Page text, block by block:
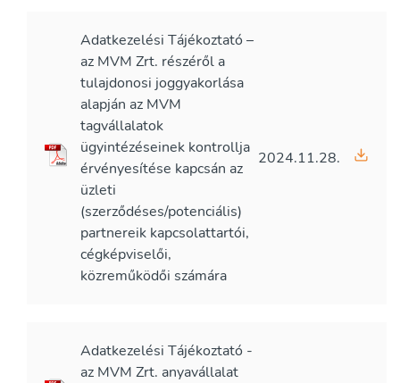
Adatkezelési Tájékoztató –
az MVM Zrt. részéről a
tulajdonosi joggyakorlása
alapján az MVM
tagvállalatok
ügyintézéseinek kontrollja
érvényesítése kapcsán az
üzleti
(szerződéses/potenciális)
partnereik kapcsolattartói,
cégképviselői,
közreműködői számára
2024.11.28.
Adatkezelési Tájékoztató -
az MVM Zrt. anyavállalat